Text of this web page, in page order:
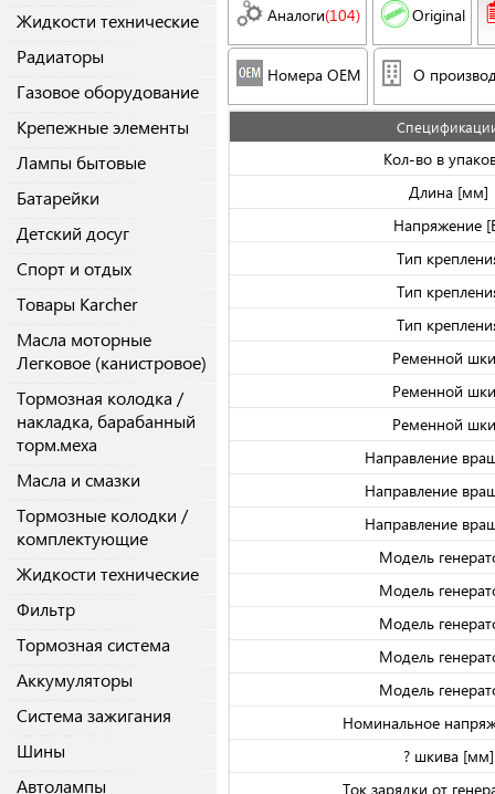
Жидкости технические
Радиаторы
Газовое оборудование
Крепежные элементы
Лампы бытовые
Батарейки
Детский досуг
Спорт и отдых
Товары Karcher
Масла моторные
Легковое (канистровое)
Тормозная колодка /
накладка, барабанный
торм.меха
Масла и смазки
Тормозные колодки /
комплектующие
Жидкости технические
Фильтр
Тормозная система
Аккумуляторы
Система зажигания
Шины
Автолампы
Аналоги(104) Original
Номера OEM О
Кол-во в
Длина [мм]
Напряжение
Тип
Тип
Тип
Ременной
Ременной
Ременной
Направление
Направление
Направление
Модель
Модель
Модель
Модель
Модель
Номинальное
? шкива [мм]
Ток зарядки от